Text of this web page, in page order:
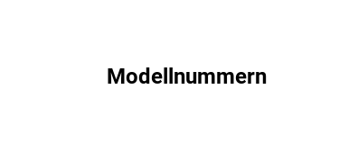
Modellnummern